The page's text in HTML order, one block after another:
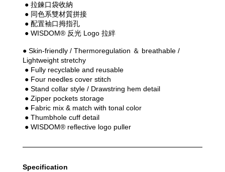
● 拉鍊口袋收納
● 同色系雙材質拼接
● 配置袖口拇指孔
● WISDOM® 反光 Logo 拉絆
● Skin-friendly / Thermoregulation ＆ breathable /
Lightweight stretchy
● Fully recyclable and reusable
● Four needles cover stitch
● Stand collar style / Drawstring hem detail
● Zipper pockets storage
● Fabric mix & match with tonal color
● Thumbhole cuff detail
● WISDOM® reflective logo puller
Specification